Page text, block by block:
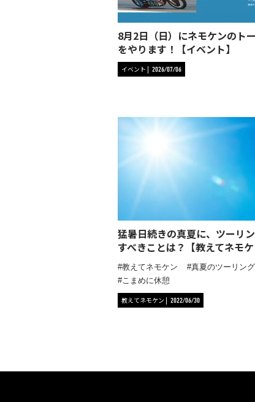
8月2日（日）にネモケンのト
をやります！【イベント】
イベント 2026/07/06
猛暑日続きの真夏に、ツーリ
すべきことは？【教えてネモケ
教えてネモケン
真夏のツーリング
こまめに休憩
教えてネモケン 2022/06/30